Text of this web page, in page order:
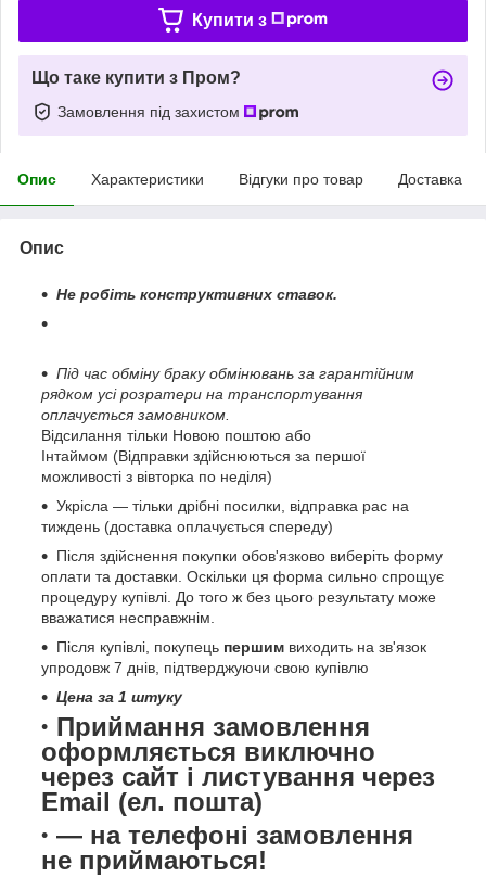
Купити з
Що таке купити з Пром?
Замовлення під захистом
Опис Характеристики Відгуки про товар Доставка
Опис
Не робіть конструктивних ставок.
Під час обміну браку обмінювань за гарантійним
рядком усі розратери на транспортування
оплачується замовником.
Відсилання тільки Новою поштою або
Інтаймом (Відправки здійснюються за першої
можливості з вівторка по неділя)
Укрісла — тільки дрібні посилки, відправка рас на
тиждень (доставка оплачується спереду)
Після здійснення покупки обов'язково виберіть форму
оплати та доставки. Оскільки ця форма сильно спрощує
процедуру купівлі. До того ж без цього результату може
вважатися несправжнім.
Після купівлі, покупець першим виходить на зв'язок
упродовж 7 днів, підтверджуючи свою купівлю
Цена за 1 штуку
Приймання замовлення
оформляється виключно
через сайт і листування через
Email (ел. пошта)
— на телефоні замовлення
не приймаються!